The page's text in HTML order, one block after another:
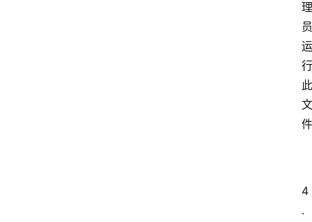
理
员
运
行
此
文
件
4
.